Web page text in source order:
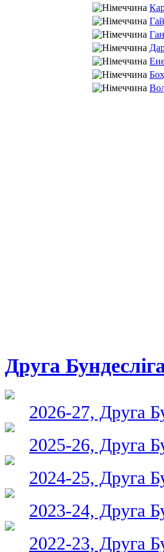
Друга
2026-27, Друга
2025-26, Друга
2024-25, Друга
2023-24, Друга
2022-23, Друга